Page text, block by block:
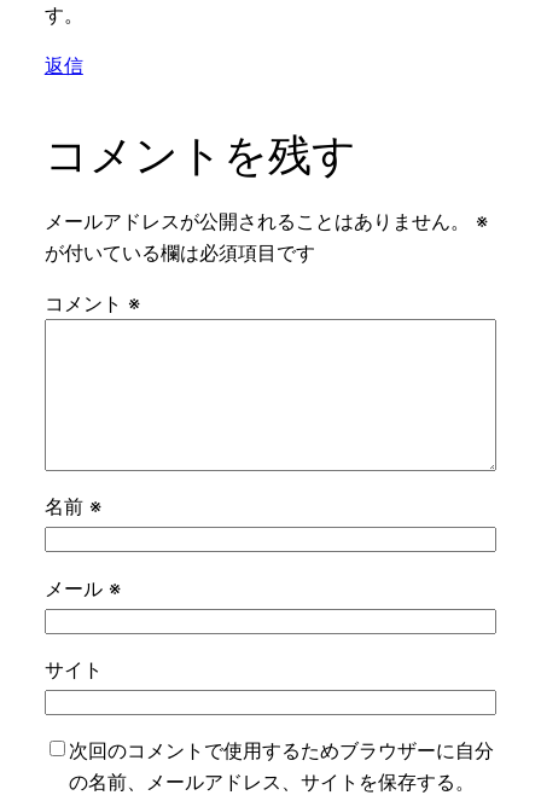
す。
返信
コメントを残す
メールアドレスが公開されることはありません。
※
が付いている欄は必須項目です
コメント ※
名前 ※
メール ※
サイト
次回のコメントで使用するためブラウザーに自分
の名前、メールアドレス、サイトを保存する。